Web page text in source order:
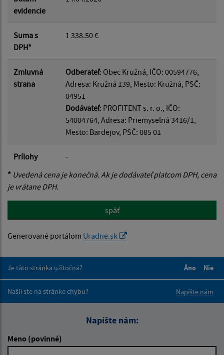
evidencie
Suma s
DPH*
1 338.50 €
Zmluvná
strana
Odberateľ: Obec Kružná, IČO: 00594776,
Adresa: Kružná 139, Mesto: Kružná, PSČ:
04951
Dodávateľ: PROFITENT s. r. o., IČO:
54004764, Adresa: Priemyselná 3416/1,
Mesto: Bardejov, PSČ: 085 01
Prílohy
-
* Uvedená cena je konečná. Ak je dodávateľ platcom DPH, cena
je vrátane DPH.
späť
Generované portálom Uradne.sk
Je táto stránka užitočná?
Áno
Nie
Našli ste na stránke chybu?
Napíšte nám
Napíšte nám:
Meno (povinné)